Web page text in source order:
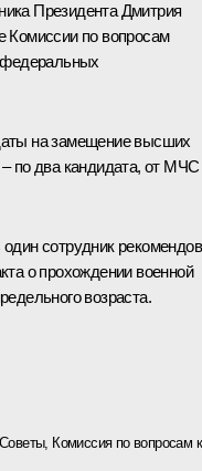
ПрезидентаДмитрия
Комиссии по вопросам
федеральных
на замещение высших
по два кандидата, от МЧС
сотрудник
о прохождении военной
возраста.
, Комиссия по вопросам